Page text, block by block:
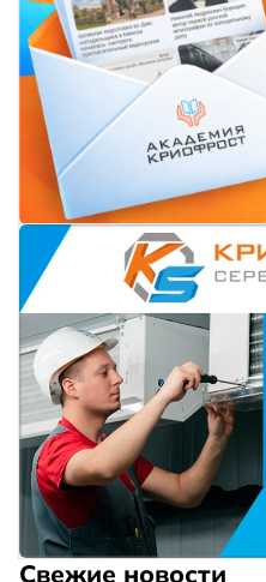
Свежие новости